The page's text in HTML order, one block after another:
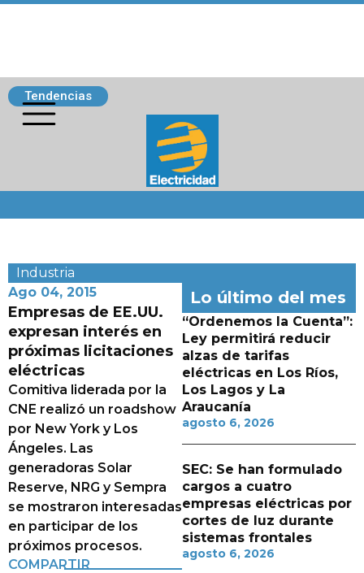
Tendencias
Industria
Ago 04, 2015
Empresas de EE.UU.
expresan interés en
próximas licitaciones
eléctricas
Comitiva liderada por la
CNE realizó un roadshow
por New York y Los
Ángeles. Las
generadoras Solar
Reserve, NRG y Sempra
se mostraron interesadas
en participar de los
próximos procesos.
COMPARTIR
Lo último del mes
“Ordenemos la Cuenta”:
Ley permitirá reducir
alzas de tarifas
eléctricas en Los Ríos,
Los Lagos y La
Araucanía
agosto 6, 2026
SEC: Se han formulado
cargos a cuatro
empresas eléctricas por
cortes de luz durante
sistemas frontales
agosto 6, 2026